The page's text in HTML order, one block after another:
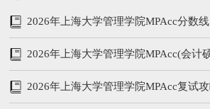
2026年上海大学管理学院MPAcc分数
书
2026年上海大学管理学院MPAcc(会计
199/102/51
2026年上海大学管理学院MPAcc复试